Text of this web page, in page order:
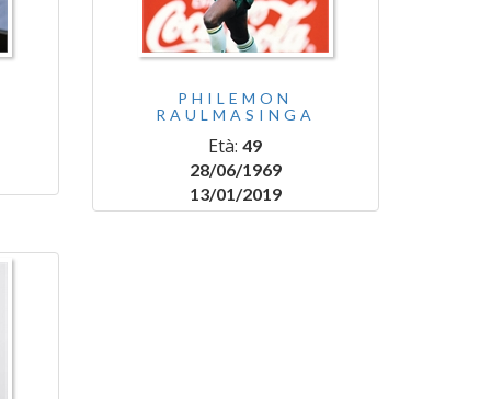
PHILEMON
RAULMASINGA
Età:49
28/06/1969
13/01/2019